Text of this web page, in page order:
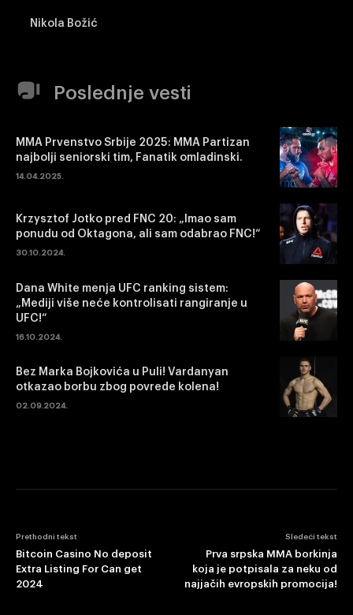
Nikola Božić
Poslednje vesti
MMA Prvenstvo Srbije 2025: MMA Partizan
najbolji seniorski tim, Fanatik omladinski.
14.04.2025.
Krzysztof Jotko pred FNC 20: „Imao sam
ponudu od Oktagona, ali sam odabrao FNC!“
30.10.2024.
Dana White menja UFC ranking sistem:
„Mediji više neće kontrolisati rangiranje u
UFC!“
16.10.2024.
Bez Marka Bojkovića u Puli! Vardanyan
otkazao borbu zbog povrede kolena!
02.09.2024.
Prethodni tekst
Bitcoin Casino No deposit
Extra Listing For Can get
2024
Sledeći tekst
Prva srpska MMA borkinja
koja je potpisala za neku od
najjačih evropskih promocija!